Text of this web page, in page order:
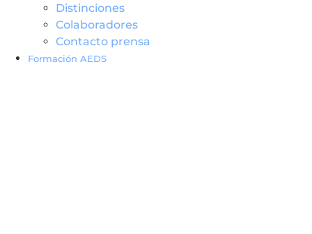
Distinciones
Colaboradores
Contacto prensa
Formación AEDS